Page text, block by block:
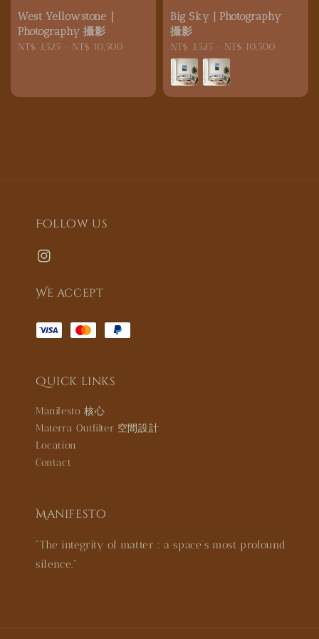
West Yellowstone｜
Photography 攝影
Regular
NT$ 3,525 NT$ 10,500
Big Sky | Photography
攝影
Regular
price
NT$ 3,525 NT$ 10,500
Follow us
We accept
Quick links
Manifesto 核心
Materra Outfilter 空間設計
Location
Contact
Manifesto
"The integrity of matter : a space’s most profound
silence."